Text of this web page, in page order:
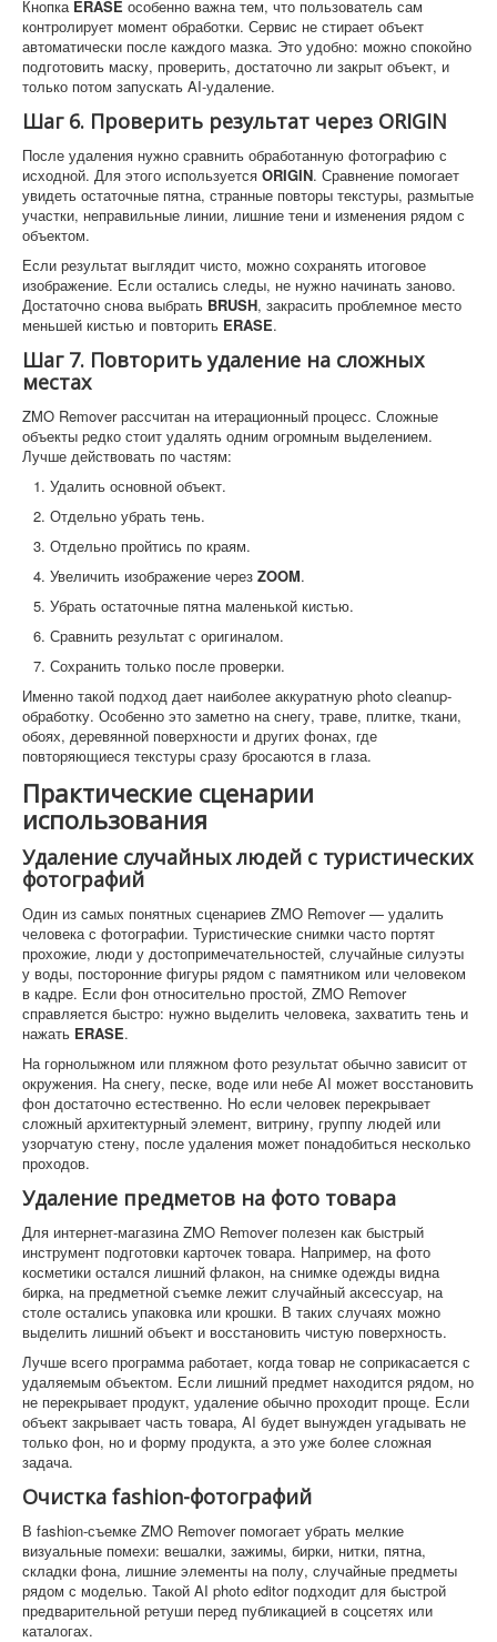
Кнопка ERASE особенно важна тем, что пользователь сам
контролирует момент обработки. Сервис не стирает объект
автоматически после каждого мазка. Это удобно: можно спокойно
подготовить маску, проверить, достаточно ли закрыт объект, и
только потом запускать AI-удаление.
Шаг 6. Проверить результат через ORIGIN
После удаления нужно сравнить обработанную фотографию с
исходной. Для этого используется ORIGIN. Сравнение помогает
увидеть остаточные пятна, странные повторы текстуры, размытые
участки, неправильные линии, лишние тени и изменения рядом с
объектом.
Если результат выглядит чисто, можно сохранять итоговое
изображение. Если остались следы, не нужно начинать заново.
Достаточно снова выбрать BRUSH, закрасить проблемное место
меньшей кистью и повторить ERASE.
Шаг 7. Повторить удаление на сложных
местах
ZMO Remover рассчитан на итерационный процесс. Сложные
объекты редко стоит удалять одним огромным выделением.
Лучше действовать по частям:
Удалить основной объект.
Отдельно убрать тень.
Отдельно пройтись по краям.
Увеличить изображение через ZOOM.
Убрать остаточные пятна маленькой кистью.
Сравнить результат с оригиналом.
Сохранить только после проверки.
Именно такой подход дает наиболее аккуратную photo cleanup-
обработку. Особенно это заметно на снегу, траве, плитке, ткани,
обоях, деревянной поверхности и других фонах, где
повторяющиеся текстуры сразу бросаются в глаза.
Практические сценарии
использования
Удаление случайных людей с туристических
фотографий
Один из самых понятных сценариев ZMO Remover — удалить
человека с фотографии. Туристические снимки часто портят
прохожие, люди у достопримечательностей, случайные силуэты
у воды, посторонние фигуры рядом с памятником или человеком
в кадре. Если фон относительно простой, ZMO Remover
справляется быстро: нужно выделить человека, захватить тень и
нажать ERASE.
На горнолыжном или пляжном фото результат обычно зависит от
окружения. На снегу, песке, воде или небе AI может восстановить
фон достаточно естественно. Но если человек перекрывает
сложный архитектурный элемент, витрину, группу людей или
узорчатую стену, после удаления может понадобиться несколько
проходов.
Удаление предметов на фото товара
Для интернет-магазина ZMO Remover полезен как быстрый
инструмент подготовки карточек товара. Например, на фото
косметики остался лишний флакон, на снимке одежды видна
бирка, на предметной съемке лежит случайный аксессуар, на
столе остались упаковка или крошки. В таких случаях можно
выделить лишний объект и восстановить чистую поверхность.
Лучше всего программа работает, когда товар не соприкасается с
удаляемым объектом. Если лишний предмет находится рядом, но
не перекрывает продукт, удаление обычно проходит проще. Если
объект закрывает часть товара, AI будет вынужден угадывать не
только фон, но и форму продукта, а это уже более сложная
задача.
Очистка fashion-фотографий
В fashion-съемке ZMO Remover помогает убрать мелкие
визуальные помехи: вешалки, зажимы, бирки, нитки, пятна,
складки фона, лишние элементы на полу, случайные предметы
рядом с моделью. Такой AI photo editor подходит для быстрой
предварительной ретуши перед публикацией в соцсетях или
каталогах.